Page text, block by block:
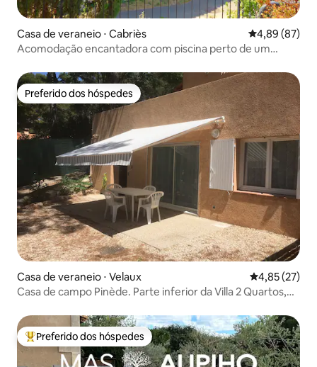
Casa de veraneio ⋅ Cabriès 4,89 de uma
4,89 (87)
Acomodação encantadora com piscina perto de um
Preferido dos hóspedes
Preferido dos hóspedes
Casa de veraneio ⋅ Velaux 4,85 de uma
4,85 (27)
Casa de campo Pinède. Parte inferior da Villa 2 Quartos,
Entre os melhores preferidos dos hóspedes
Preferido dos hóspedes